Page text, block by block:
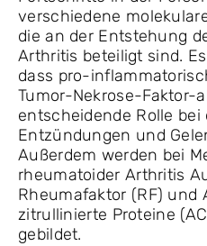
verschiedene
die an der Entstehung
Arthritis beteiligt sind.
dass pro-
Tumor-Nekrose-Faktor-
entscheidende Rolle bei
Entzündungen und
Außerdem werden bei
rheumatoider Arthritis
Rheumafaktor (RF) und
zitrullinierte Proteine
gebildet.